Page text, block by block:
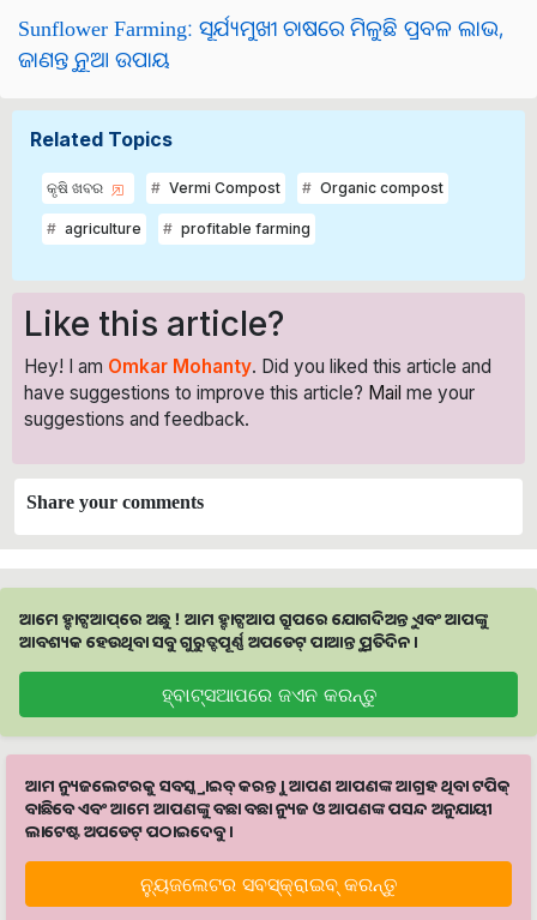
Sunflower Farming: ସୂର୍ଯ୍ୟମୁଖୀ ଚାଷରେ ମିଳୁଛି ପ୍ରବଳ ଲାଭ,
ଜାଣନ୍ତୁ ନୂଆ ଉପାୟ
Related Topics
କୃଷି ଖବର Vermi Compost Organic compost
agriculture profitable farming
Like this article?
Hey! I am Omkar Mohanty. Did you liked this article and
have suggestions to improve this article? Mail me your
suggestions and feedback.
Share your comments
ଆମେ ହ୍ବାଟ୍ସଆପ୍‌ରେ ଅଛୁ ! ଆମ ହ୍ବାଟ୍ସଆପ ଗ୍ରୁପରେ ଯୋଗଦିଅନ୍ତୁ ଏବଂ ଆପଙ୍କୁ
ଆବଶ୍ୟକ ହେଉଥିବା ସବୁ ଗୁରୁତ୍ବପୂର୍ଣ୍ଣ ଅପଡେଟ୍‌ ପାଆନ୍ତୁ ପ୍ରତିଦିନ ।
ହ୍ବାଟ୍ସଆପରେ ଜଏନ କରନ୍ତୁ
ଆମ ନ୍ୟୁଜଲେଟରକୁ ସବସ୍କ୍ରାଇବ୍ କରନ୍ତୁ । ଆପଣ ଆପଣଙ୍କ ଆଗ୍ରହ ଥିବା ଟପିକ୍‌
ବାଛିବେ ଏବଂ ଆମେ ଆପଣଙ୍କୁ ବଛା ବଛା ନ୍ୟୁଜ ଓ ଆପଣଙ୍କ ପସନ୍ଦ ଅନୁଯାୟୀ
ଲାଟେଷ୍ଟ ଅପଡେଟ୍‌ ପଠାଇଦେବୁ ।
ନ୍ୟୁଜଲେଟର ସବସ୍କ୍ରାଇବ୍‌ କରନ୍ତୁ